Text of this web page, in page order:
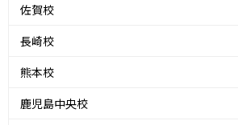
佐賀校
長崎校
熊本校
鹿児島中央校